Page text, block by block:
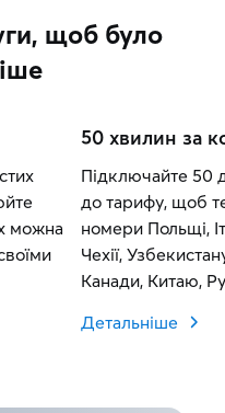
щоб було
можна
50 хвилин за
Підключайте 50
до тарифу, щоб
номери Польщі,
Чехії,
Канади, Китаю,
Детальніше